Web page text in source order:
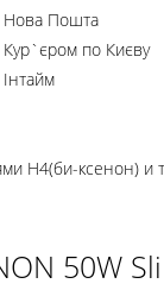
Нова Пошта
Кур`єром по Києву
Інтайм
H4(би-ксенон) и
50W